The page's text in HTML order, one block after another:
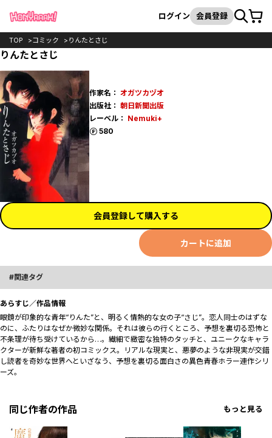
検索
ログイン 会員登録カート
TOP コミック りんたとさじ
りんたとさじ
作家名： オガツカヅオ
出版社： 朝日新聞出版
レーベル： Nemuki+
580
ポイント
会員登録して購入する
カートに追加
関連タグ
あらすじ／作品情報
眼鏡が印象的な青年“りんた”と、明るく情熱的な女の子“さじ”。恋人同士のはずな
のに、ふたりはなぜか微妙な関係。それは彼らの行くところ、予想を裏切る恐怖と
不条理が待ち受けているから…。繊細で緻密な独特のタッチと、ユニークなキャラ
クターが新鮮な著者の初コミックス。リアルな現実と、悪夢のような非現実が交錯
し読者を奇妙な世界へといざなう、予想を裏切る面白さの異色青春ホラー連作シリ
ーズ。
同じ作者の作品 もっと見る